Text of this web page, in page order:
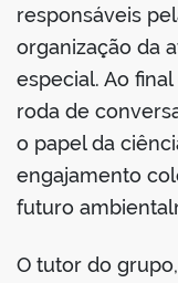
responsáveis
organização da
especial. Ao
roda de
o papel da
engajamento
futuro
O tutor do